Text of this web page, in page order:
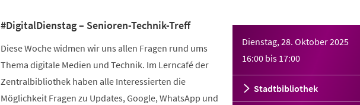
Dienstag, 28. Oktober 2025
16:00 bis 17:00
Stadtbibliothek
#DigitalDienstag – Senioren-Technik-Treff
Diese Woche widmen wir uns allen Fragen rund ums
Thema digitale Medien und Technik. Im Lerncafé der
Zentralbibliothek haben alle Interessierten die
Möglichkeit Fragen zu Updates, Google, WhatsApp und